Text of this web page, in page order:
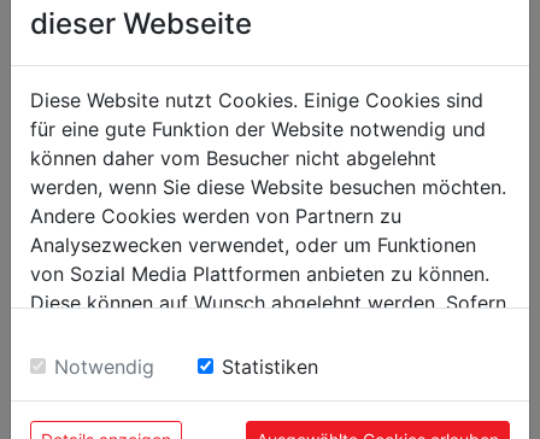
packaging
packaging width in mm
400
packaging length in mm
700
general data
EAN code
9120058373824
PU in pieces
5
dieser Webseite
Diese Website nutzt Cookies. Einige Cookies sind
für eine gute Funktion der Website notwendig und
können daher vom Besucher nicht abgelehnt
werden, wenn Sie diese Website besuchen möchten.
Andere Cookies werden von Partnern zu
Analysezwecken verwendet, oder um Funktionen
von Sozial Media Plattformen anbieten zu können.
Diese können auf Wunsch abgelehnt werden. Sofern
Einwilligung zu unseren Cookies.
Notwendig Statistiken